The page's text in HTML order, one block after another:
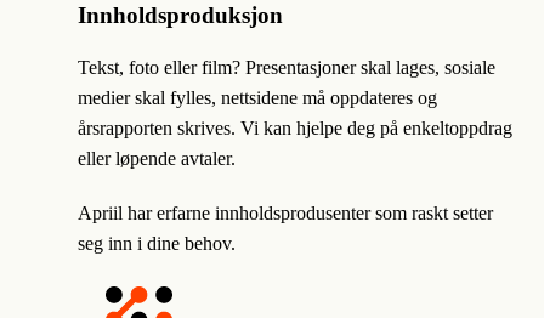
Innholdsproduksjon
Tekst, foto eller film? Presentasjoner skal lages, sosiale
medier skal fylles, nettsidene må oppdateres og
årsrapporten skrives. Vi kan hjelpe deg på enkeltoppdrag
eller løpende avtaler.
Apriil har erfarne innholdsprodusenter som raskt setter
seg inn i dine behov.